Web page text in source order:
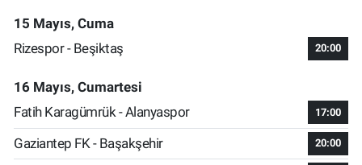
15 Mayıs, Cuma
Rizespor - Beşiktaş
20:00
16 Mayıs, Cumartesi
Fatih Karagümrük - Alanyaspor
17:00
Gaziantep FK - Başakşehir 20:00